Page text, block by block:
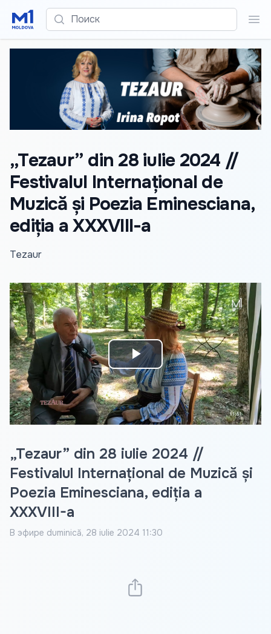
Поиск
„Tezaur” din 28 iulie 2024 //
Festivalul Internațional de
Muzică și Poezia Eminesciana,
ediția a XXXVIII-a
Tezaur
Play
Video
„Tezaur” din 28 iulie 2024 //
Festivalul Internațional de Muzică și
Poezia Eminesciana, ediția a
XXXVIII-a
В эфире duminică, 28 iulie 2024 11:30